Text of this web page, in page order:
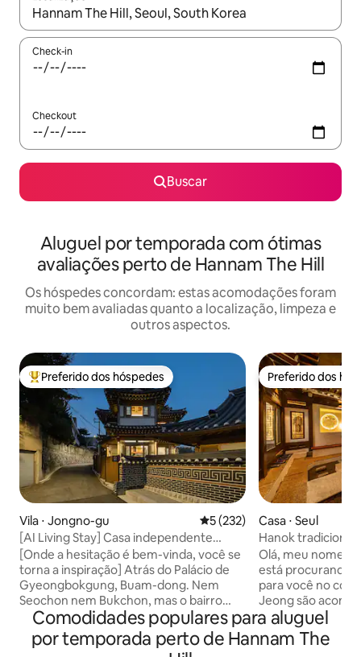
Quando os resultados estiverem disponíveis, explore-os
Check-in
Checkout
Buscar
Aluguel por temporada com ótimas
avaliações perto de Hannam The Hill
Os hóspedes concordam: estas acomodações foram
muito bem avaliadas quanto a localização, limpeza e
outros aspectos.
Entre os melhores preferidos dos hóspedes
Preferido dos hóspedes
Vila ⋅ Jongno-gu 5 de uma avaliação média de
5 (232)
[AI Living Stay] Casa independente
hanok em Buam-dong, Jongno-gu |
Welcome to Mystix House, uma estadia
hanok cheia de emoção
[Onde a hesitação é bem-vinda, você se
torna a inspiração] Atrás do Palácio de
Gyeongbokgung, Buam-dong. Nem
Seochon nem Bukchon, mas o bairro
mais tranquilo de Seul. No final daquele
beco, havia uma casa hanok particular. O
local onde Anpyeongdaegun, o príncipe
Preferido dos
Preferido dos
Casa ⋅ Seul
Hanok tradicional
banheiros
wolha.jeong
Olá, meu nome é
está procurando
para você no coração
Jeong são
privativas para
Trata-se de
um ambiente
Comodidades populares para aluguel
por temporada perto de Hannam The